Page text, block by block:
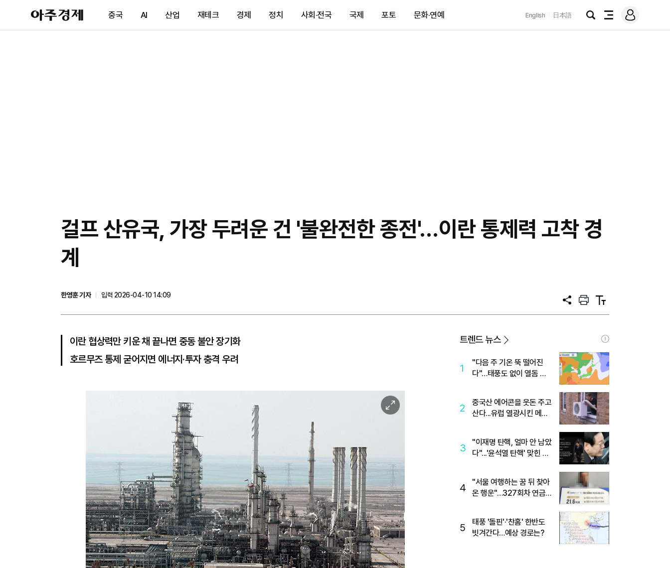
아
주
제
중국 AI 산업 재테크 경제 정치 사회·전국 국제 포토 문화·연예 English 日本語
검
전
메
그
걸프 산유국, 가장 두려운 건 '불완전한 종전'…이란 통제력 고착 경
계
한영훈 기자
입력 2026-04-10 14:09
공
프
트
텍
트
이란 협상력만 키운 채 끝나면 중동 불안 장기화
호르무즈 통제 굳어지면 에너지·투자 충격 우려
이
미
대
트렌드 뉴스
1
"다음 주 기온 뚝 떨어진
다"…태풍도 없이 열돔 박
2
중국산 에어콘을 웃돈 주고
산다...유럽 열광시킨 메이
3
"이재명 탄핵, 얼마 안 남았
다"...'윤석열 탄핵' 맞힌 무
4
"서울 여행하는 꿈 뒤 찾아
온 행운"…327회차 연금
5
태풍 '돌핀'·'찬홈' 한반도
빗겨간다…예상 경로는?